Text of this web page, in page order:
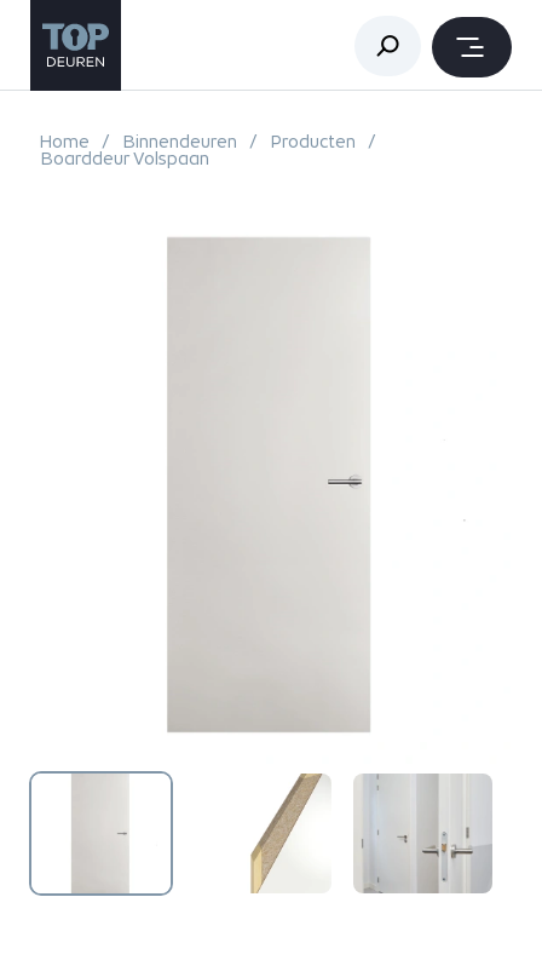
Home Binnendeuren
Producten
Boarddeur Volspaan